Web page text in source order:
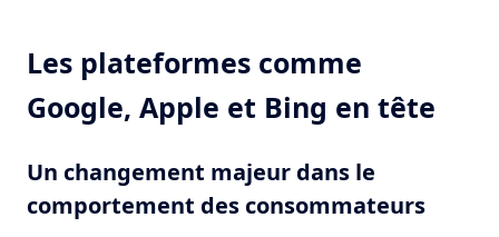
Les plateformes comme
Google, Apple et Bing en tête
Un changement majeur dans le
comportement des consommateurs